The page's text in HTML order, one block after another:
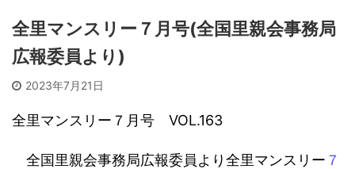
全里マンスリー７月号(全国里親会事務局
広報委員より)
2023年7月21日
全里マンスリー７月号 VOL.163
全国里親会事務局広報委員より全里マンスリー ７